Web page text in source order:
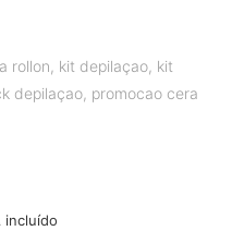
rollon, kit depilaçao, kit
depilaçao, promocao cera
incluído